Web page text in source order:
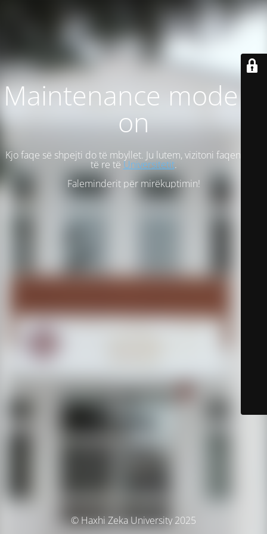
Maintenance mode is
on
Kjo faqe së shpejti do të mbyllet. Ju lutem, vizitoni faqen tonë
të re të Universitetit.
Faleminderit për mirëkuptimin!
© Haxhi Zeka University 2025